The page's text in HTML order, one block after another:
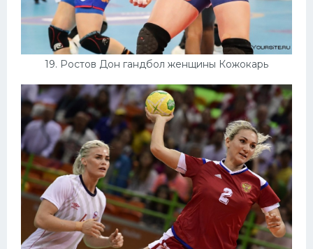
19. Ростов Дон гандбол женщины Кожокарь